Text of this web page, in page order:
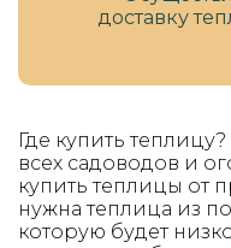
доставку
Где купить
всех садоводов и
купить теплицы от
нужна теплица из
которую будет